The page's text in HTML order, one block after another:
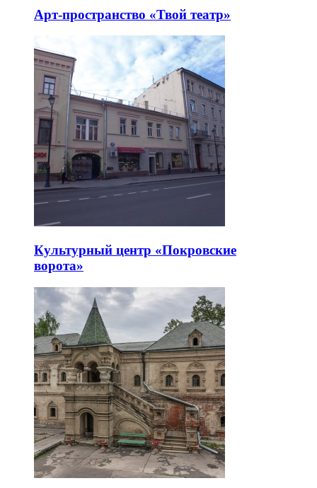
Арт-пространство «Твой театр»
Культурный центр «Покровские
ворота»